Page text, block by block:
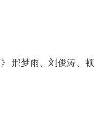
邢梦雨、刘俊涛、顿